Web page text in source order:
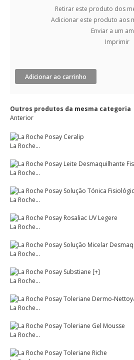
Retirar este produto dos
Adicionar este produto aos
Enviar a um
Imprimir
Adicionar ao carrinho
Outros produtos da mesma categoria
Anterior
La Roche...
La Roche...
La Roche...
La Roche...
La Roche...
La Roche...
La Roche...
La Roche...